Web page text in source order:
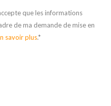
que les informations
de ma demande de mise en
savoir plus.*